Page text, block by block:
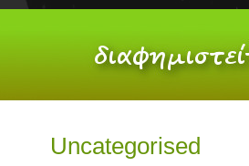
Uncategorised